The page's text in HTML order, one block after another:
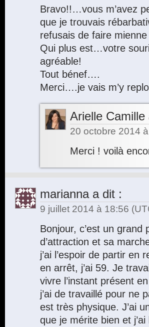
Bravo!!…vous m’avez
que je trouvais
refusais de faire
Qui plus est…votre
agréable!
Tout bénef….
Merci….je vais m’y
Arielle Camille
20 octobre 2014
Merci ! voilà
mariannaa dit :
9 juillet 2014 à 18:56
Bonjour, c’est un grand
d’attraction et sa
j’ai l’espoir de partir
en arrêt, j’ai 59. Je
vivre l’instant présent
j’ai de travaillé pour ne
est très physique. J’ai
que je mérite bien et